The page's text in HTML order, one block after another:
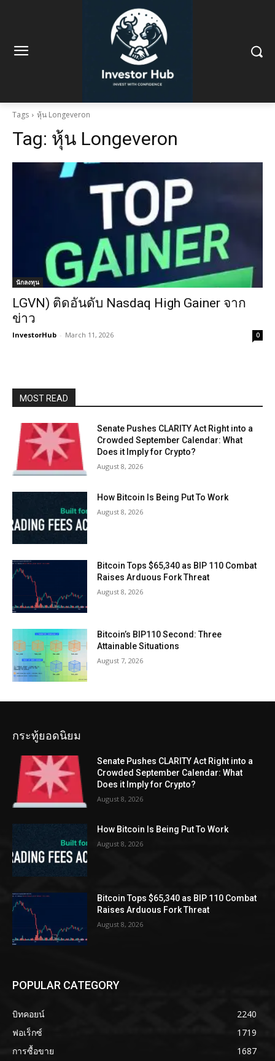
Tags หุ้น Longeveron
Tag: หุ้น Longeveron
นักลงทุน
LGVN) ติดอันดับ Nasdaq High Gainer จาก
ข่าว
InvestorHub - March 11, 2026 0
MOST READ
Senate Pushes CLARITY Act Right into a
Crowded September Calendar: What
Does it Imply for Crypto?
August 8, 2026
How Bitcoin Is Being Put To Work
August 8, 2026
Bitcoin Tops $65,340 as BIP 110 Combat
Raises Arduous Fork Threat
August 8, 2026
Bitcoin’s BIP110 Second: Three
Attainable Situations
August 7, 2026
กระทู้ยอดนิยม
Senate Pushes CLARITY Act Right into a
Crowded September Calendar: What
Does it Imply for Crypto?
August 8, 2026
How Bitcoin Is Being Put To Work
August 8, 2026
Bitcoin Tops $65,340 as BIP 110 Combat
Raises Arduous Fork Threat
August 8, 2026
POPULAR CATEGORY
บิทคอยน์
2240
ฟอเร็กซ์
1719
การซื้อขาย
1687